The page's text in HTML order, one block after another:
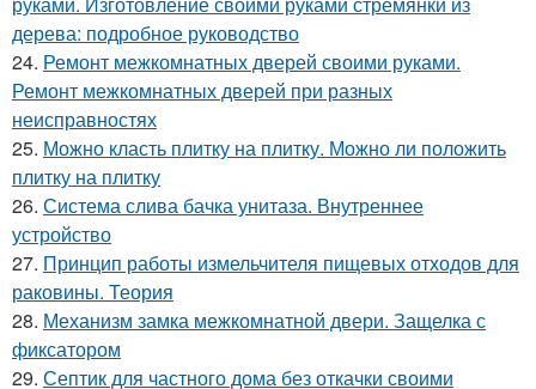
дерева: подробное руководство
24. Ремонт межкомнатных дверей своими руками.
Ремонт межкомнатных дверей при разных
неисправностях
25. Можно класть плитку на плитку. Можно ли положить
плитку на плитку
26. Система слива бачка унитаза. Внутреннее
устройство
27. Принцип работы измельчителя пищевых отходов для
раковины. Теория
28. Механизм замка межкомнатной двери. Защелка с
фиксатором
29. Септик для частного дома без откачки своими